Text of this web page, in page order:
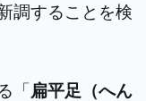
調することを検
「扁平足（へん